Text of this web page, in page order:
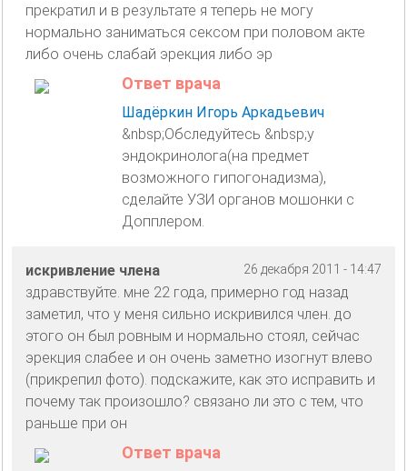
прекратил и в результате я теперь не могу
нормально заниматься сексом при половом акте
либо очень слабай эрекция либо эр
Ответ врача
Шадёркин Игорь Аркадьевич
&nbsp;Обследуйтесь &nbsp;у
эндокринолога(на предмет
возможного гипогонадизма),
сделайте УЗИ органов мошонки с
Допплером.
26 декабря 2011 - 14:47
искривление члена
здравствуйте. мне 22 года, примерно год назад
заметил, что у меня сильно искривился член. до
этого он был ровным и нормально стоял, сейчас
эрекция слабее и он очень заметно изогнут влево
(прикрепил фото). подскажите, как это исправить и
почему так произошло? связано ли это с тем, что
раньше при он
Ответ врача